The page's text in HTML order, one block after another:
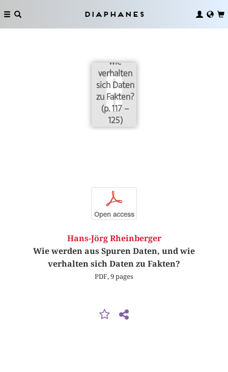
Diaphanes
Wie
werden aus
wie
verhalten
sich Daten
zu Fakten?
(p. 117 –
125)
p
Open access
Hans-Jörg Rheinberger
Wie werden aus Spuren Daten, und wie
verhalten sich Daten zu Fakten?
PDF, 9 pages